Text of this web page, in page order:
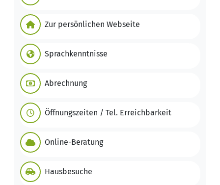
Zur persönlichen Webseite
Sprachkenntnisse
Abrechnung
Öffnungszeiten / Tel. Erreichbarkeit
Online-Beratung
Hausbesuche